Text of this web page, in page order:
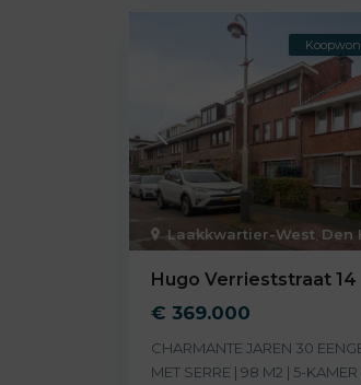
Laakkwartier-West Den
Hugo Verrieststraat 14
€ 369.000
CHARMANTE JAREN 30
MET SERRE | 98 M2 | 5-